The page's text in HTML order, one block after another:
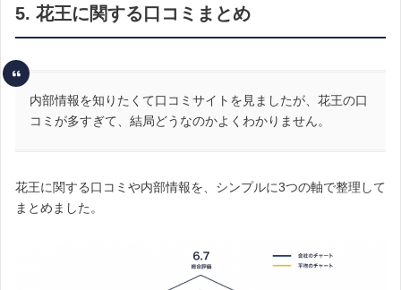
5. 花王に関する口コミまとめ
内部情報を知りたくて口コミサイトを見ましたが、花王の口
コミが多すぎて、結局どうなのかよくわかりません。
花王に関する口コミや内部情報を、シンプルに3つの軸で整理して
まとめました。